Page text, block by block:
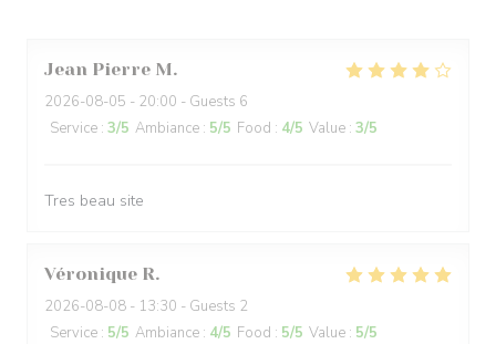
Jean Pierre M
2026-08-05 - 20:00 - Guests 6
Service : 3/5 Ambiance : 5/5 Food : 4/5 Value : 3/5
Tres beau site
Véronique R
2026-08-08 - 13:30 - Guests 2
Service : 5/5 Ambiance : 4/5 Food : 5/5 Value : 5/5